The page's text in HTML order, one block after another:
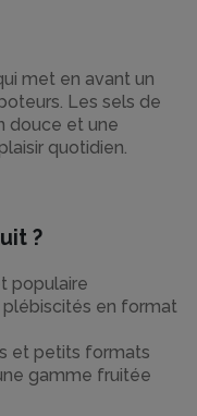
met en avant un
Les sels de
douce et une
quotidien.
?
populaire
plébiscités en format
et petits formats
gamme fruitée